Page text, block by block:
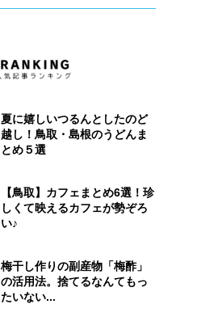
夏に嬉しいつるんとしたのど
越し！鳥取・島根のうどんま
とめ５選
【鳥取】カフェまとめ6選！珍
しくて映えるカフェが勢ぞろ
い♪
梅干し作りの副産物「梅酢」
の活用法。捨てるなんてもっ
たいない...